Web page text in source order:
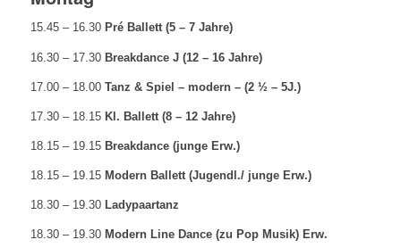
15.45 – 16.30 Pré Ballett (5 – 7 Jahre)
16.30 – 17.30 Breakdance J (12 – 16 Jahre)
17.00 – 18.00Tanz & Spiel – modern – (2 ½ – 5J.)
17.30 – 18.15Kl. Ballett (8 – 12 Jahre)
18.15 – 19.15 Breakdance (junge Erw.)
18.15 – 19.15 Modern Ballett (Jugendl./ junge Erw.)
18.30 – 19.30 Ladypaartanz
18.30 – 19.30 Modern Line Dance (zu Pop Musik) Erw.